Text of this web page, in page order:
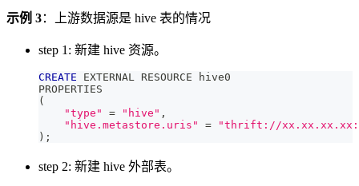
示例 3：上游数据源是 hive 表的情况
step 1: 新建 hive 资源。
CREATE EXTERNAL RESOURCE hive0
PROPERTIES
(
"type"
= "hive" ,
"hive.metastore.uris"
=
"thrift://
) ;
step 2: 新建 hive 外部表。